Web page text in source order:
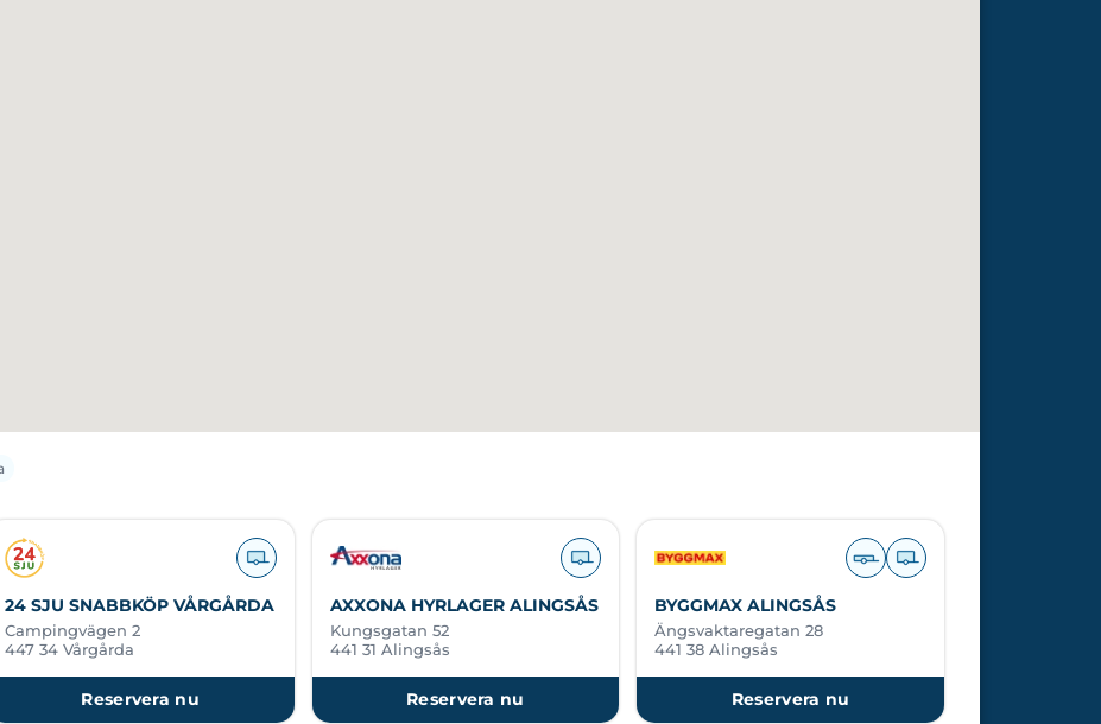
24 SJU SNABBKÖP VÅRGÅRDA
Campingvägen 2
447 34 Vårgårda
Reservera nu
AXXONA HYRLAGER ALINGSÅS
Kungsgatan 52
441 31 Alingsås
Reservera nu
BYGGMAX ALINGSÅS
Ängsvaktaregatan 28
441 38 Alingsås
Reservera nu